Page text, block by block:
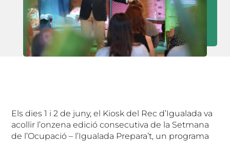
Els dies 1 i 2 de juny, el Kiosk del Rec d’Igualada va
acollir l’onzena edició consecutiva de la Setmana
de l’Ocupació – l’Igualada Prepara’t, un programa